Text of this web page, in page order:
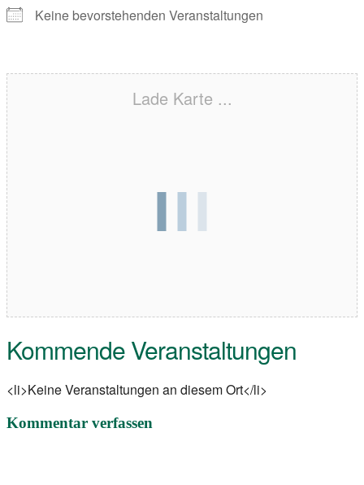
Keine bevorstehenden Veranstaltungen
Lade Karte ...
Kommende Veranstaltungen
<li>Keine Veranstaltungen an diesem Ort</li>
Kommentar verfassen